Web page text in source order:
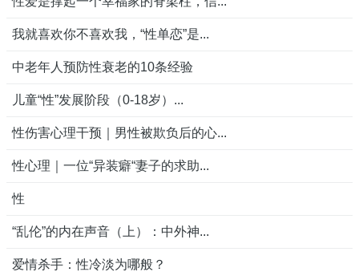
我就喜欢你不喜欢我，“性单恋”是...
中老年人预防性衰老的10条经验
儿童“性”发展阶段（0-18岁）...
性伤害心理干预｜男性被欺负后的心...
性心理｜一位“异装癖“妻子的求助...
性
“乱伦”的内在声音（上）：中外神...
爱情杀手：性冷淡为哪般？